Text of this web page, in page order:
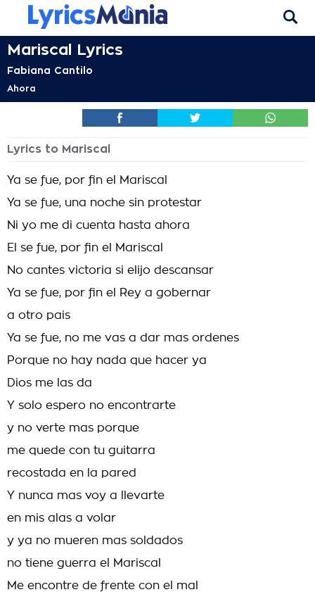
Mariscal Lyrics
Fabiana Cantilo
Ahora
Lyrics to Mariscal
Ya se fue, por fin el Mariscal
Ya se fue, una noche sin protestar
Ni yo me di cuenta hasta ahora
El se fue, por fin el Mariscal
No cantes victoria si elijo descansar
Ya se fue, por fin el Rey a gobernar
a otro pais
Ya se fue, no me vas a dar mas ordenes
Porque no hay nada que hacer ya
Dios me las da
Y solo espero no encontrarte
y no verte mas porque
me quede con tu guitarra
recostada en la pared
Y nunca mas voy a llevarte
en mis alas a volar
y ya no mueren mas soldados
no tiene guerra el Mariscal
Me encontre de frente con el mal